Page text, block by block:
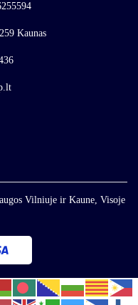
Kaunas
Vilniuje ir Kaune, Visoje